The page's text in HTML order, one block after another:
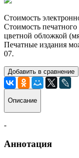
Стоимость
Стоимость
цветной обложкой
Печатные издания
07.
Добавить в сравнение
Описание
-
Аннотация